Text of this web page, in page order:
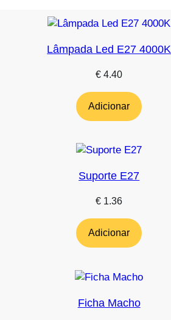
Lâmpada Led E27 4000K
€ 4.40
Adicionar
Suporte E27
€ 1.36
Adicionar
Ficha Macho